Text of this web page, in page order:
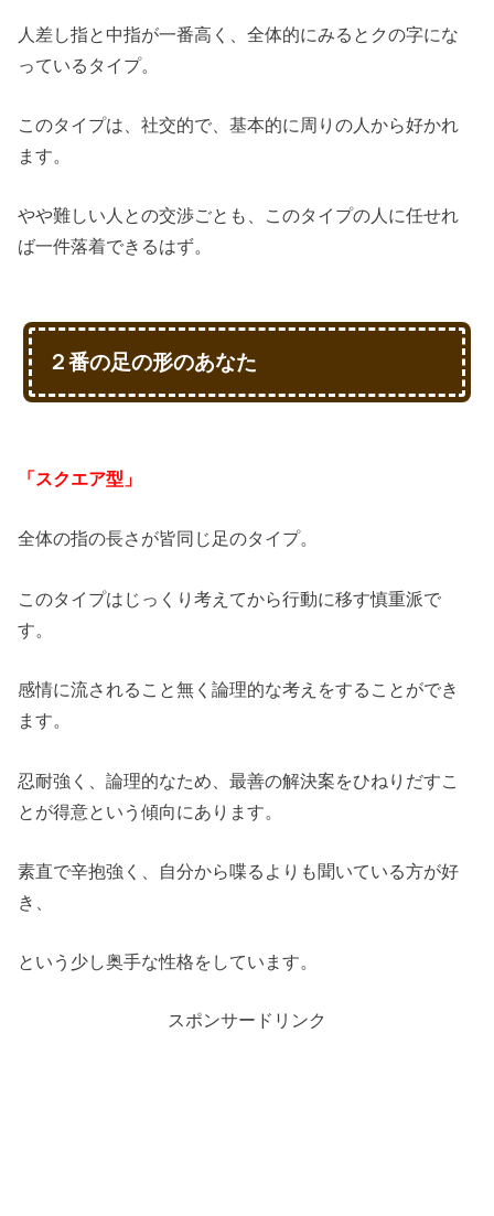
人差し指と中指が一番高く、全体的にみるとクの字にな
っているタイプ。
このタイプは、社交的で、基本的に周りの人から好かれ
ます。
やや難しい人との交渉ごとも、このタイプの人に任せれ
ば一件落着できるはず。
２番の足の形のあなた
「スクエア型」
全体の指の長さが皆同じ足のタイプ。
このタイプはじっくり考えてから行動に移す慎重派で
す。
感情に流されること無く論理的な考えをすることができ
ます。
忍耐強く、論理的なため、最善の解決案をひねりだすこ
とが得意という傾向にあります。
素直で辛抱強く、自分から喋るよりも聞いている方が好
き、
という少し奥手な性格をしています。
スポンサードリンク